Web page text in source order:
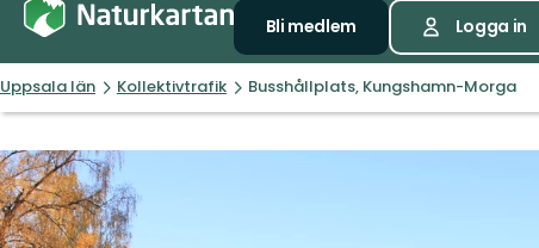
Bli medlem Logga in
Uppsala län Kollektivtrafik Busshållplats, Kungshamn-Morga